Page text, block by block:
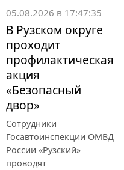
05.08.2026 в 17:47:35
В Рузском округе
проходит
профилактическая
акция
«Безопасный
двор»
Сотрудники
Госавтоинспекции ОМВД
России «Рузский»
проводят